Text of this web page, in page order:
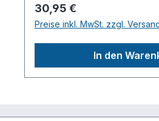
GmbH, AEROTEC
KompressorenFerdinand-
63500 Seligenstadt,
Regulärer Preis:
30,95 €
Preise inkl. MwSt. zzgl.
In den